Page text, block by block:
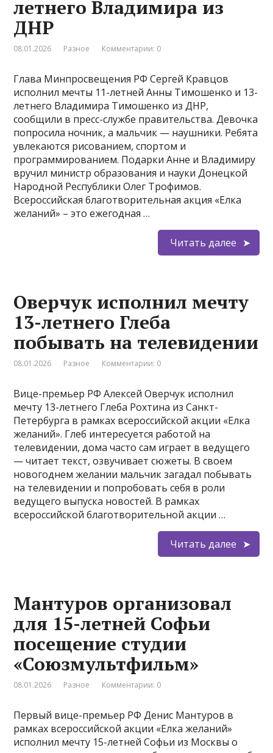
летнего Владимира из
ДНР
08.01.2026 Разное Комментарии: 0
Глава Минпросвещения РФ Сергей Кравцов
исполнил мечты 11-летней Анны Тимошенко и 13-
летнего Владимира Тимошенко из ДНР,
сообщили в пресс-службе правительства. Девочка
попросила ночник, а мальчик — наушники. Ребята
увлекаются рисованием, спортом и
программированием. Подарки Анне и Владимиру
вручил министр образования и науки Донецкой
Народной Республики Олег Трофимов.
Всероссийская благотворительная акция «Елка
желаний» – это ежегодная …
Читать далее
Оверчук исполнил мечту
13-летнего Глеба
побывать на телевидении
08.01.2026 Разное Комментарии: 0
Вице-премьер РФ Алексей Оверчук исполнил
мечту 13-летнего Глеба Рохтина из Санкт-
Петербурга в рамках всероссийской акции «Елка
желаний». Глеб интересуется работой на
телевидении, дома часто сам играет в ведущего
— читает текст, озвучивает сюжеты. В своем
новогоднем желании мальчик загадал побывать
на телевидении и попробовать себя в роли
ведущего выпуска новостей. В рамках
всероссийской благотворительной акции …
Читать далее
Мантуров организовал
для 15-летней Софьи
посещение студии
«Союзмультфильм»
08.01.2026 Разное Комментарии: 0
Первый вице-премьер РФ Денис Мантуров в
рамках всероссийской акции «Елка желаний»
исполнил мечту 15-летней Софьи из Москвы о